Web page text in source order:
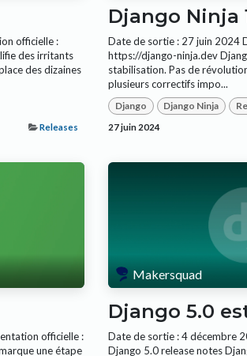
officielle :
des irritants
des dizaines
Releases
Django Ninja
Date de sortie : 27 juin 2024
https://django-ninja.dev
stabilisation. Pas de
plusieurs correctifs impo...
Django Django Ninja
27 juin 2024
officielle :
une étape
Makersquad
Django 5.0
Date de sortie : 4 décembre
Django 5.0 release notes